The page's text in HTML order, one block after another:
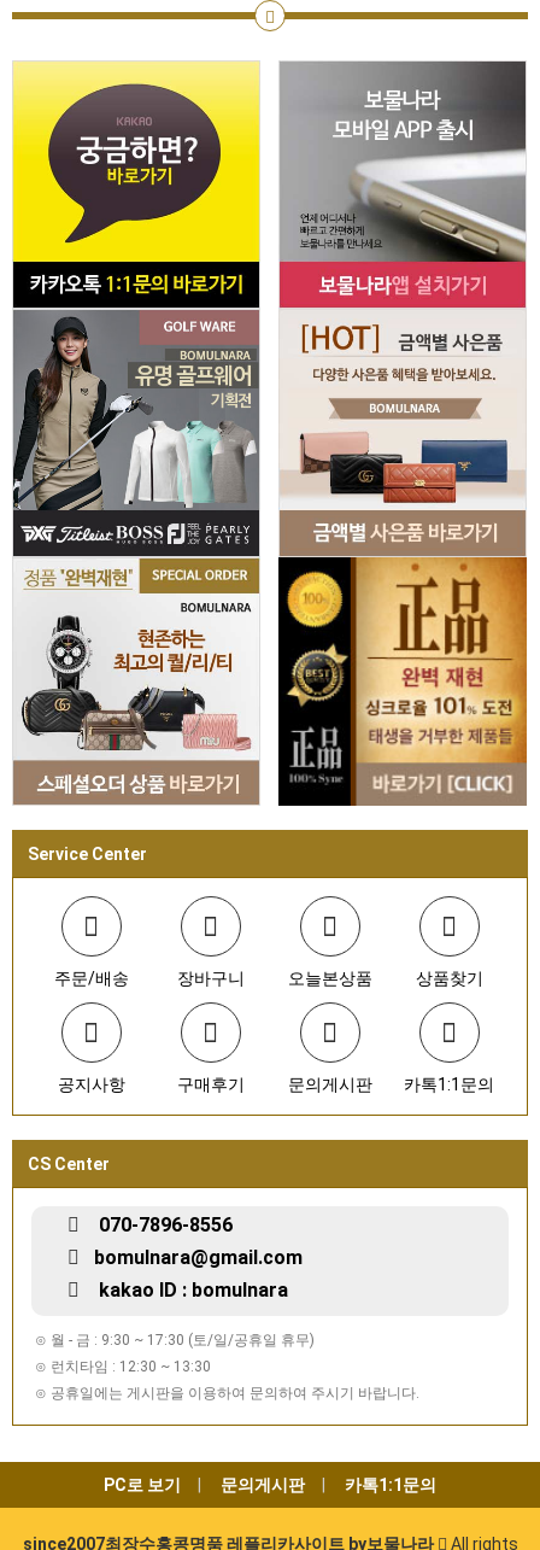
Service Center
주문/배송 장바구니 오늘본상품 상품찾기
공지사항 구매후기 문의게시판 카톡1:1문의
CS Center
070-7896-8556
bomulnara@gmail.com
kakao ID : bomulnara
⊙ 월 - 금 : 9:30 ~ 17:30 (토/일/공휴일 휴무)
⊙ 런치타임 : 12:30 ~ 13:30
⊙ 공휴일에는 게시판을 이용하여 문의하여 주시기 바랍니다.
PC로 보기 문의게시판 카톡1:1문의
since2007최장수홍콩명품 레플리카사이트 by보물나라 All rights